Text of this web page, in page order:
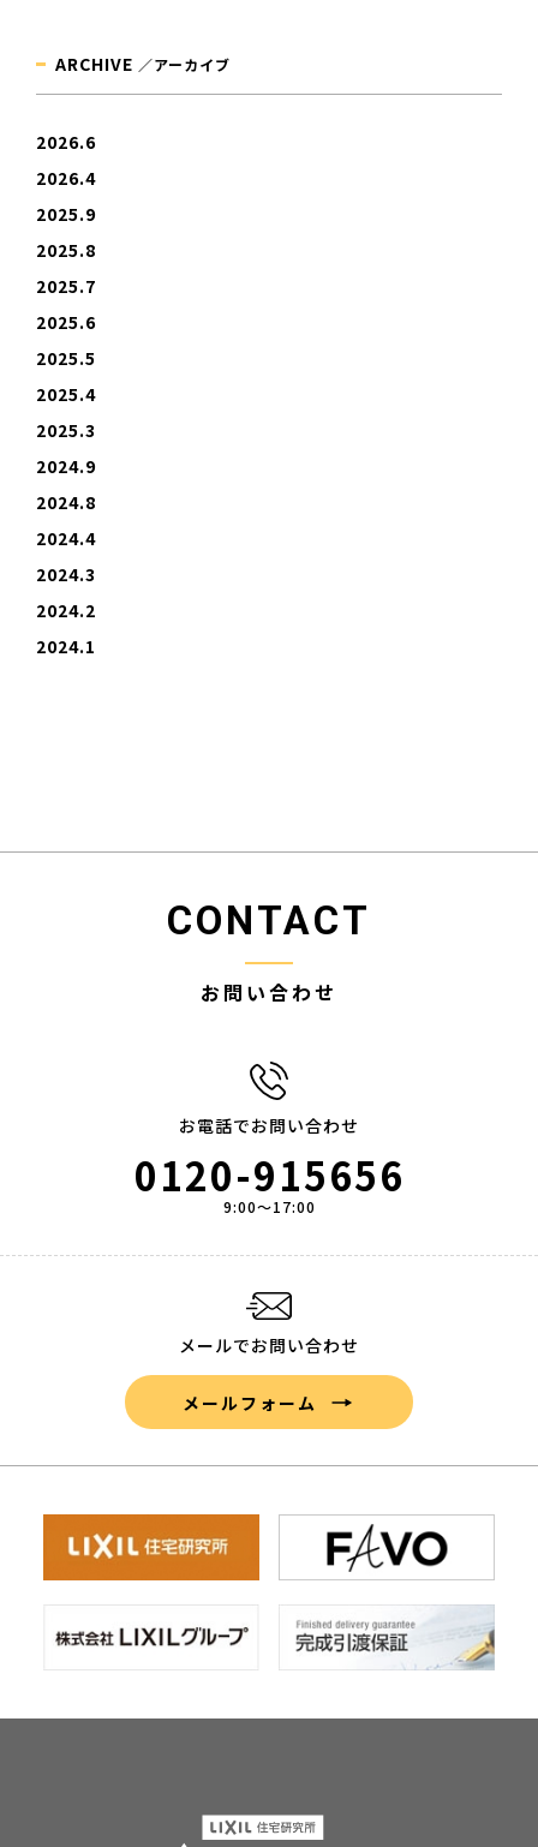
ARCHIVE ／アーカイブ
2026.6
2026.4
2025.9
2025.8
2025.7
2025.6
2025.5
2025.4
2025.3
2024.9
2024.8
2024.4
2024.3
2024.2
2024.1
CONTACT
お問い合わせ
お電話でお問い合わせ
0120-915656
9:00～17:00
メールでお問い合わせ
メールフォーム